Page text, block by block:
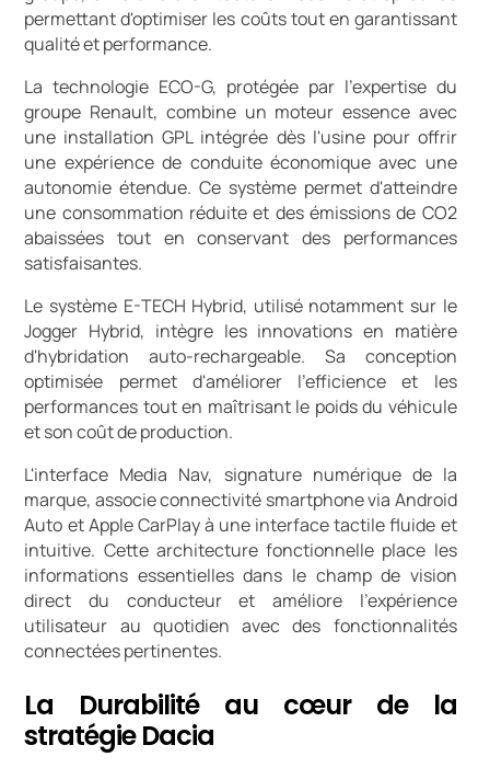
permettant d'optimiser les coûts tout en garantissant
qualité et performance.
La technologie ECO-G, protégée par l'expertise du
groupe Renault, combine un moteur essence avec
une installation GPL intégrée dès l'usine pour offrir
une expérience de conduite économique avec une
autonomie étendue. Ce système permet d'atteindre
une consommation réduite et des émissions de CO2
abaissées tout en conservant des performances
satisfaisantes.
Le système E-TECH Hybrid, utilisé notamment sur le
Jogger Hybrid, intègre les innovations en matière
d'hybridation auto-rechargeable. Sa conception
optimisée permet d'améliorer l'efficience et les
performances tout en maîtrisant le poids du véhicule
et son coût de production.
L'interface Media Nav, signature numérique de la
marque, associe connectivité smartphone via Android
Auto et Apple CarPlay à une interface tactile fluide et
intuitive. Cette architecture fonctionnelle place les
informations essentielles dans le champ de vision
direct du conducteur et améliore l'expérience
utilisateur au quotidien avec des fonctionnalités
connectées pertinentes.
La Durabilité au cœur de la
stratégie Dacia